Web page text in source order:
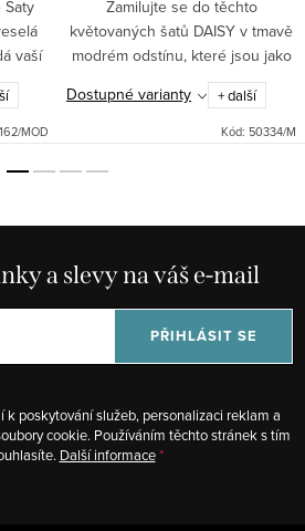
vaší
MOD
Zamilujte se do těchto
květovaných šatů DAISY v tmavě
modrém odstínu, které jsou jako
stvořené pro zahradní párty nebo
romantické rande. S
asymetrickým designem a
Dostupné varianty + další
Kód: 50334/M
a slevy na váš e-mail
k poskytování služeb, personalizaci reklam a
cookie. Používáním těchto stránek s tím
Další informace
PŘIHLÁSIT SE